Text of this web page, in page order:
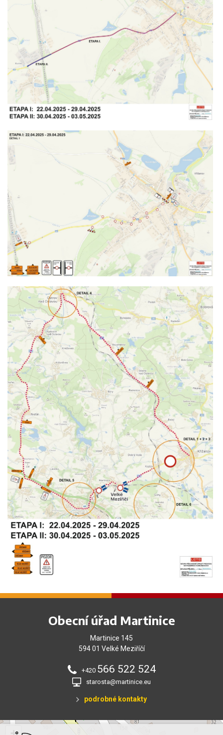
Obecní úřad Martinice
Martinice 145
594 01 Velké Meziříčí
+420 566 522 524
starosta@martinice.eu
podrobné kontakty